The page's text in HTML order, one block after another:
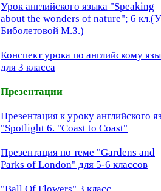
Урок английского языка "Speaking
about the wonders of nature"; 6
Биболетовой М.З.)
Конспект урока по английскому
для 3 класса
Презентации
Презентация к уроку английского
"Spotlight 6. "Coast to Coast"
Презентация по теме "Gardens and
Parks of London" для 5-6 классов